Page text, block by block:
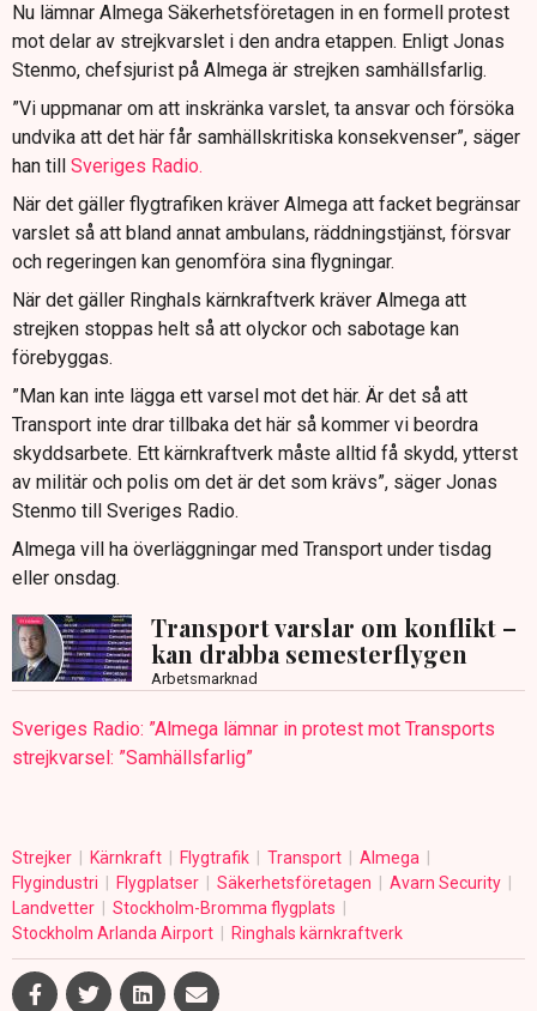
Nu lämnar Almega Säkerhetsföretagen in en formell protest
mot delar av strejkvarslet i den andra etappen. Enligt Jonas
Stenmo, chefsjurist på Almega är strejken samhällsfarlig.
”Vi uppmanar om att inskränka varslet, ta ansvar och försöka
undvika att det här får samhällskritiska konsekvenser”, säger
han till Sveriges Radio.
När det gäller flygtrafiken kräver Almega att facket begränsar
varslet så att bland annat ambulans, räddningstjänst, försvar
och regeringen kan genomföra sina flygningar.
När det gäller Ringhals kärnkraftverk kräver Almega att
strejken stoppas helt så att olyckor och sabotage kan
förebyggas.
”Man kan inte lägga ett varsel mot det här. Är det så att
Transport inte drar tillbaka det här så kommer vi beordra
skyddsarbete. Ett kärnkraftverk måste alltid få skydd, ytterst
av militär och polis om det är det som krävs”, säger Jonas
Stenmo till Sveriges Radio.
Almega vill ha överläggningar med Transport under tisdag
eller onsdag.
Transport varslar om konflikt –
kan drabba semesterflygen
Arbetsmarknad
Sveriges Radio: ”Almega lämnar in protest mot Transports
strejkvarsel: ”Samhällsfarlig”
Strejker Kärnkraft Flygtrafik Transport
Almega
Flygindustri
Flygplatser Säkerhetsföretagen
Avarn Security
Landvetter
Stockholm-Bromma flygplats
Stockholm Arlanda Airport
Ringhals kärnkraftverk